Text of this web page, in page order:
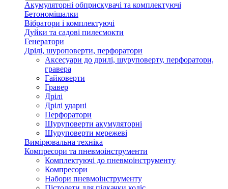
Акумуляторні обприскувачі та комплектуючі
Бетономішалки
Вібратори і комплектуючі
Дуйки та садові пилесмокти
Генератори
Дрілі, шуроповерти, перфоратори
Аксесуари до дрилі, шуруповерту, перфоратори,
гравера
Гайковерти
Гравер
Дрілі
Дрілі ударні
Перфоратори
Шуруповерти акумуляторні
Шуруповерти мережеві
Вимірювальна техніка
Компресори та пневмоінструменти
Комплектуючі до пневмоінструменту
Компресори
Набори пневмоінструменту